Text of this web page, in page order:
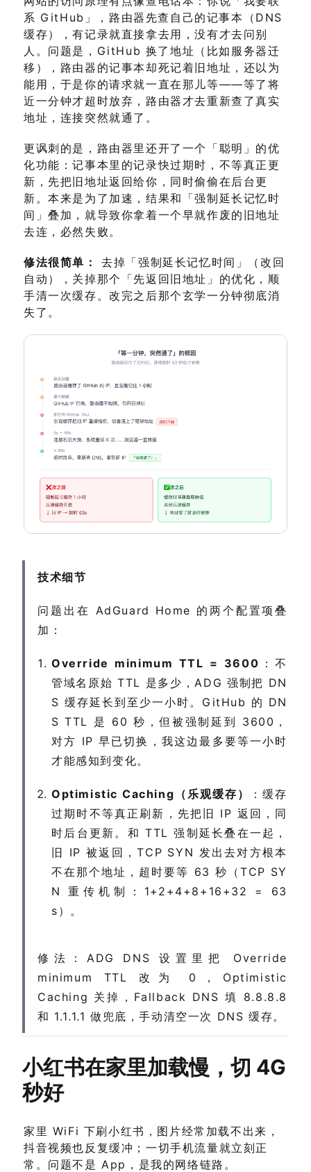
系 GitHub」，路由器先查自己的记事本（DNS
缓存），有记录就直接拿去用，没有才去问别
人。问题是，GitHub 换了地址（比如服务器迁
移），路由器的记事本却死记着旧地址，还以为
能用，于是你的请求就一直在那儿等——等了将
近一分钟才超时放弃，路由器才去重新查了真实
地址，连接突然就通了。
更讽刺的是，路由器里还开了一个「聪明」的优
化功能：记事本里的记录快过期时，不等真正更
新，先把旧地址返回给你，同时偷偷在后台更
新。本来是为了加速，结果和「强制延长记忆时
间」叠加，就导致你拿着一个早就作废的旧地址
去连，必然失败。
修法很简单：
去掉「强制延长记忆时间」（改回
自动），关掉那个「先返回旧地址」的优化，顺
手清一次缓存。改完之后那个玄学一分钟彻底消
失了。
技术细节
问题出在 AdGuard Home 的两个配置项叠
加：
Override minimum TTL = 3600 ：不
管域名原始 TTL 是多少，ADG 强制把 DN
S 缓存延长到至少一小时。GitHub 的 DN
S TTL 是 60 秒，但被强制延到 3600，
对方 IP 早已切换，我这边最多要等一小时
才能感知到变化。
Optimistic Caching（乐观缓存）
：缓存
过期时不等真正刷新，先把旧 IP 返回，同
时后台更新。和 TTL 强制延长叠在一起，
旧 IP 被返回，TCP SYN 发出去对方根本
不在那个地址，超时要等 63 秒（TCP SY
N 重传机制：1+2+4+8+16+32 = 63
s）。
修法：ADG DNS 设置里把 Override
minimum TTL 改为 0，Optimistic
Caching 关掉，Fallback DNS 填 8.8.8.8
和 1.1.1.1 做兜底，手动清空一次 DNS 缓存。
小红书在家里加载慢，切 4G
秒好
家里 WiFi 下刷小红书，图片经常加载不出来，
抖音视频也反复缓冲；一切手机流量就立刻正
常。问题不是 App，是我的网络链路。